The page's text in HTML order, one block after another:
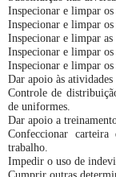
Inspecionar e limpar os
Inspecionar e limpar
Inspecionar e limpar as
Inspecionar e limpar os
Inspecionar e limpar os
Dar apoio às atividades
Controle de
de uniformes.
Dar apoio a
Confeccionar
trabalho.
Impedir o uso de